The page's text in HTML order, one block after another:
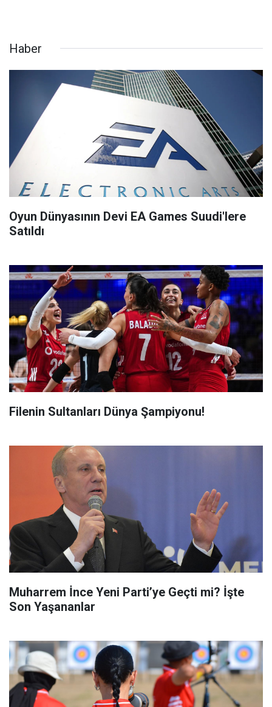
Haber
Oyun Dünyasının Devi EA Games Suudi'lere
Satıldı
Filenin Sultanları Dünya Şampiyonu!
Muharrem İnce Yeni Parti’ye Geçti mi? İşte
Son Yaşananlar